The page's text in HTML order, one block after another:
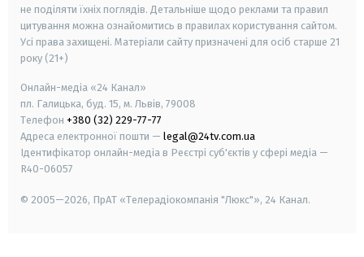
не поділяти їхніх поглядів. Детальніше щодо реклами та правил
цитування можна ознайомитись в правилах користування сайтом.
Усі права захищені. Матеріали сайту призначені для осіб старше 21
року (21+)
Онлайн-медіа «24 Канал»
пл. Галицька, буд. 15, м. Львів, 79008
Телефон +380 (32) 229-77-77
Адреса електронної пошти — legal@24tv.com.ua
Ідентифікатор онлайн-медіа в Реєстрі суб'єктів у сфері медіа —
R40-06057
© 2005—2026, ПрАТ «Телерадіокомпанія "Люкс"», 24 Канал.